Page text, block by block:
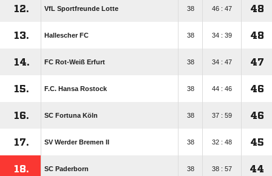
12. VfL Sportfreunde Lotte 38 46 : 47 48
13. Hallescher FC 38 34 : 39 48
14. FC Rot-Weiß Erfurt 38 34 : 47 47
15. F.C. Hansa Rostock 38 44 : 46 46
16. SC Fortuna Köln 38 37 : 59 46
17. SV Werder Bremen II 38 32 : 48 45
18. SC Paderborn 38 38 : 57 44